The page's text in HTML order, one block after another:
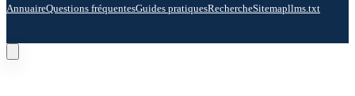
AnnuaireQuestions fréquentesGuides pratiquesRechercheSitemapllms.txt